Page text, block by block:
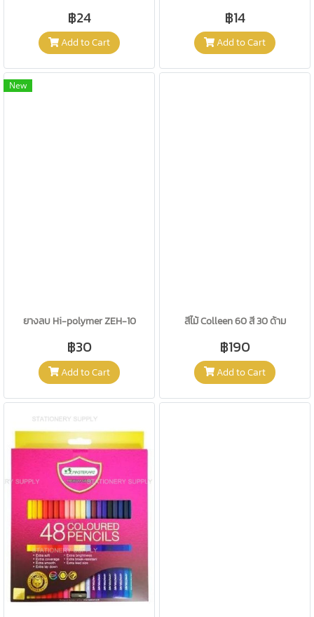
฿24
Add to Cart
฿14
Add to Cart
New
ยางลบ Hi-polymer ZEH-10
฿30
Add to Cart
สีไม้ Colleen 60 สี 30 ด้าม
฿190
Add to Cart